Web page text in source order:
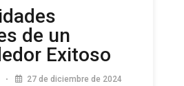
de un
Exitoso
27 de diciembre de 2024